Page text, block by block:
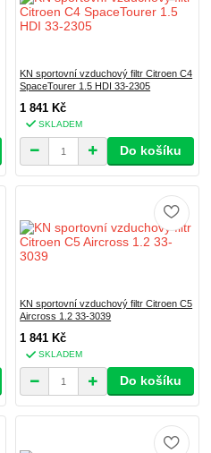
KN sportovní vzduchový filtr Citroen C4
SpaceTourer 1.5 HDI 33-2305
1 841 Kč
SKLADEM
Do košíku
KN sportovní vzduchový filtr Citroen C5
Aircross 1.2 33-3039
1 841 Kč
SKLADEM
Do košíku